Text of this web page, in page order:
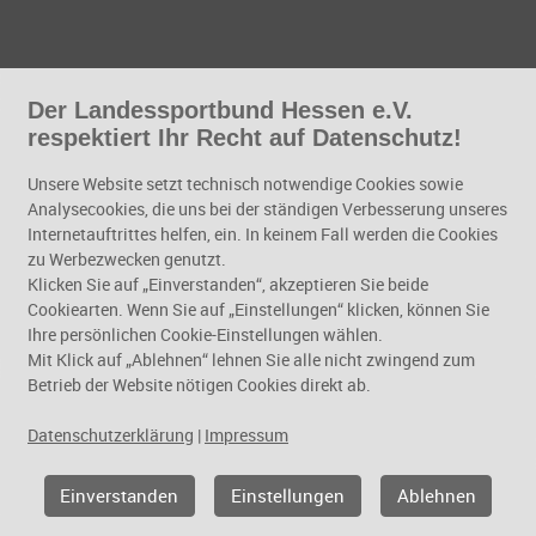
Bildung und Personalentwicklung,
seit 1.1.23 per E-Mail
Seit dem 1. Januar 2023 können
Format" per E-Mail verlängert
Weitere Informationen dazu
Der Landessportbund Hessen e.V.
respektiert Ihr Recht auf Datenschutz!
Unsere Website setzt technisch notwendige Cookies sowie
Analysecookies, die uns bei der ständigen Verbesserung unseres
Internetauftrittes helfen, ein. In keinem Fall werden die Cookies
zu Werbezwecken genutzt.
Klicken Sie auf „Einverstanden“, akzeptieren Sie beide
Cookiearten. Wenn Sie auf „Einstellungen“ klicken, können Sie
Ihre persönlichen Cookie-Einstellungen wählen.
Mit Klick auf „Ablehnen“ lehnen Sie alle nicht zwingend zum
Betrieb der Website nötigen Cookies direkt ab.
Datenschutzerklärung | Impressum
Einverstanden Einstellungen Ablehnen